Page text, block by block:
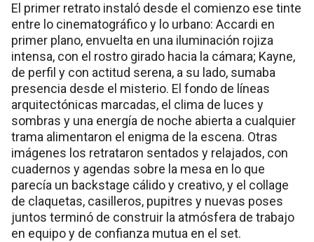
El primer retrato instaló desde el comienzo ese tinte
entre lo cinematográfico y lo urbano: Accardi en
primer plano, envuelta en una iluminación rojiza
intensa, con el rostro girado hacia la cámara; Kayne,
de perfil y con actitud serena, a su lado, sumaba
presencia desde el misterio. El fondo de líneas
arquitectónicas marcadas, el clima de luces y
sombras y una energía de noche abierta a cualquier
trama alimentaron el enigma de la escena. Otras
imágenes los retrataron sentados y relajados, con
cuadernos y agendas sobre la mesa en lo que
parecía un backstage cálido y creativo, y el collage
de claquetas, casilleros, pupitres y nuevas poses
juntos terminó de construir la atmósfera de trabajo
en equipo y de confianza mutua en el set.